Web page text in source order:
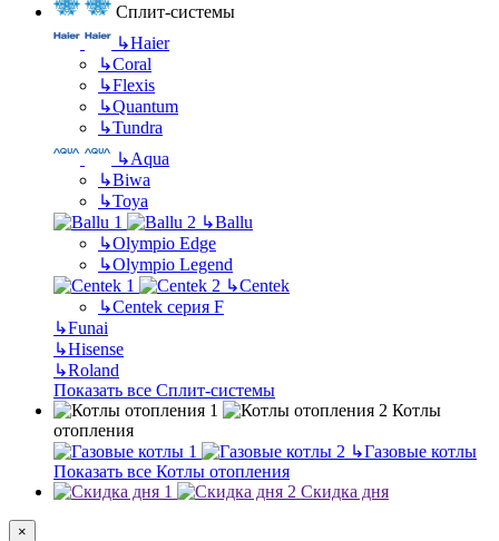
Сплит-системы
↳Haier
↳Coral
↳Flexis
↳Quantum
↳Tundra
↳Aqua
↳Biwa
↳Toya
↳Ballu
↳Olympio Edge
↳Olympio Legend
↳Centek
↳Centek серия F
↳Funai
↳Hisense
↳Roland
Показать все Сплит-системы
Котлы
отопления
↳Газовые котлы
Показать все Котлы отопления
Скидка дня
×